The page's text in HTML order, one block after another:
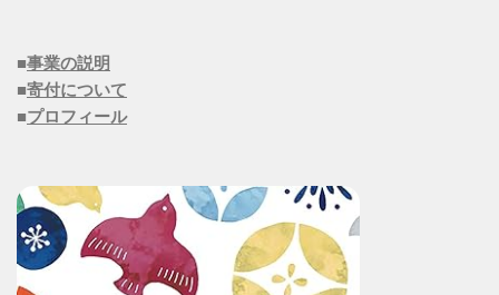
■事業の説明
■寄付について
■プロフィール